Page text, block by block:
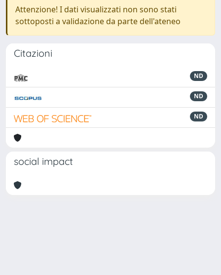
Attenzione! I dati visualizzati non sono stati
sottoposti a validazione da parte dell'ateneo
Citazioni
ND
ND
ND
social impact